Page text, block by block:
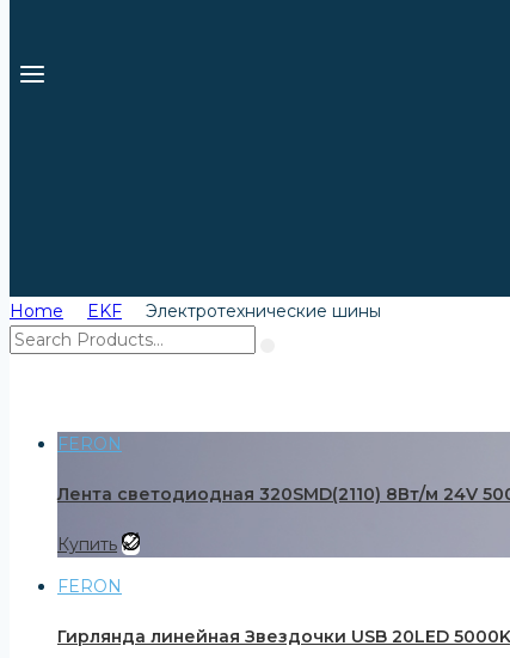
Home EKF Электротехнические шины
FERON
Лента светодиодная 320SMD(2110) 8Вт/м 24V
Купить
FERON
Гирлянда линейная Звездочки USB 20LED